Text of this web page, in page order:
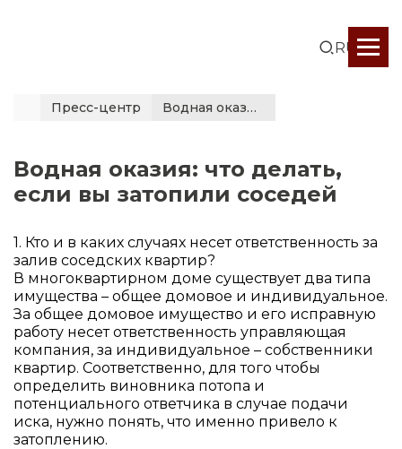
RUS
Пресс-центр Водная оказия: что делать, если вы затопили...
Водная оказия: что делать,
если вы затопили соседей
1. Кто и в каких случаях несет ответственность за
залив соседских квартир?
В многоквартирном доме существует два типа
имущества – общее домовое и индивидуальное.
За общее домовое имущество и его исправную
работу несет ответственность управляющая
компания, за индивидуальное – собственники
квартир. Соответственно, для того чтобы
определить виновника потопа и
потенциального ответчика в случае подачи
иска, нужно понять, что именно привело к
затоплению.